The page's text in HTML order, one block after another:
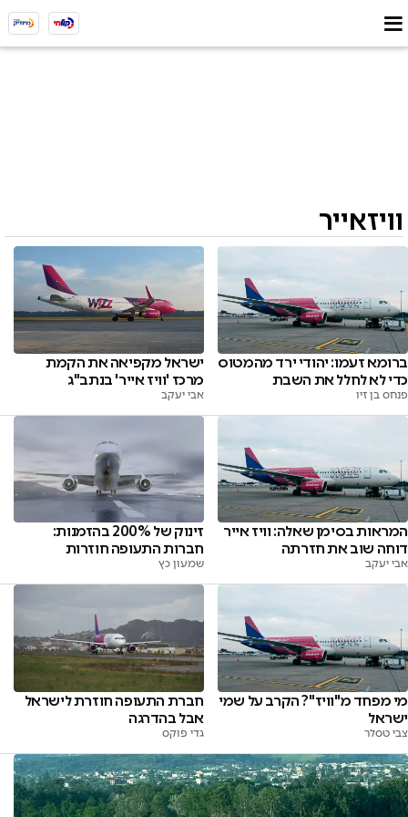
וויזאייר
ברומא זעמו: יהודי ירד מהמטוס
כדי לא לחלל את השבת
פנחס בן זיו
ישראל מקפיאה את הקמת
מרכז 'וויז אייר' בנתב"ג
אבי יעקב
המראות בסימן שאלה: וויז אייר
דוחה שוב את חזרתה
אבי יעקב
זינוק של 200% בהזמנות:
חברות התעופה חוזרות
שמעון כץ
מי מפחד מ"וויז"? הקרב על שמי
ישראל
צבי טסלר
חברת התעופה חוזרת לישראל
אבל בהדרגה
גדי פוקס